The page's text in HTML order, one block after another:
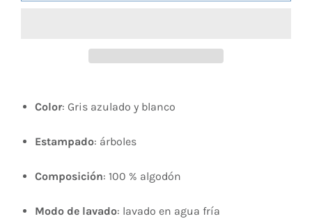
Color: Gris azulado y blanco
Estampado: árboles
Composición: 100 % algodón
Modo de lavado: lavado en agua fría